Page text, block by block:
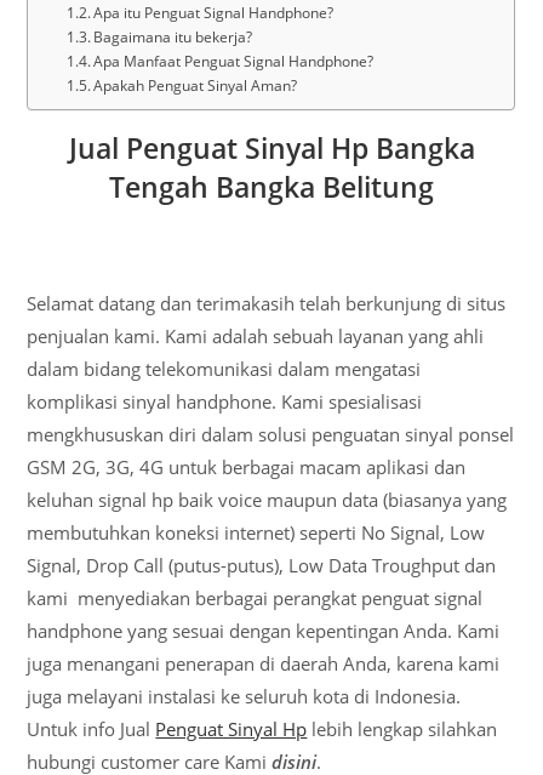
Apa itu Penguat Signal Handphone?
Bagaimana itu bekerja?
Apa Manfaat Penguat Signal Handphone?
Apakah Penguat Sinyal Aman?
Jual Penguat Sinyal Hp Bangka
Tengah Bangka Belitung
Selamat datang dan terimakasih telah berkunjung di situs
penjualan kami. Kami adalah sebuah layanan yang ahli
dalam bidang telekomunikasi dalam mengatasi
komplikasi sinyal handphone. Kami spesialisasi
mengkhususkan diri dalam solusi penguatan sinyal ponsel
GSM 2G, 3G, 4G untuk berbagai macam aplikasi dan
keluhan signal hp baik voice maupun data (biasanya yang
membutuhkan koneksi internet) seperti No Signal, Low
Signal, Drop Call (putus-putus), Low Data Troughput dan
kami menyediakan berbagai perangkat penguat signal
handphone yang sesuai dengan kepentingan Anda. Kami
juga menangani penerapan di daerah Anda, karena kami
juga melayani instalasi ke seluruh kota di Indonesia.
Untuk info Jual Penguat Sinyal Hp lebih lengkap silahkan
hubungi customer care Kamidisini.